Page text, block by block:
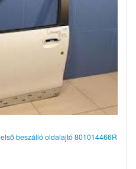
beszálló oldalajtó 801014466R